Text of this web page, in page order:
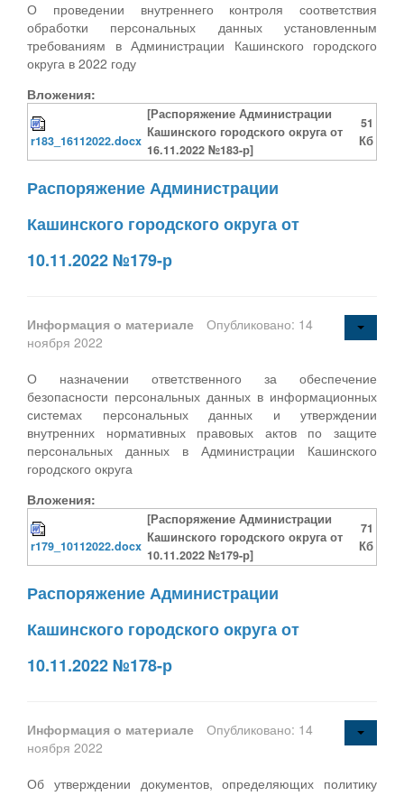
О проведении внутреннего контроля соответствия
обработки персональных данных установленным
требованиям в Администрации Кашинского городского
округа в 2022 году
Вложения:
r183_16112022.docx
[Распоряжение Администрации
Кашинского городского округа от
16.11.2022 №183-р]
51
Кб
Распоряжение Администрации
Кашинского городского округа от
10.11.2022 №179-р
Информация о материале
Опубликовано: 14
ноября 2022
О назначении ответственного за обеспечение
безопасности персональных данных в информационных
системах персональных данных и утверждении
внутренних нормативных правовых актов по защите
персональных данных в Администрации Кашинского
городского округа
Вложения:
r179_10112022.docx
[Распоряжение Администрации
Кашинского городского округа от
10.11.2022 №179-р]
71
Кб
Распоряжение Администрации
Кашинского городского округа от
10.11.2022 №178-р
Информация о материале
Опубликовано: 14
ноября 2022
Об утверждении документов, определяющих политику